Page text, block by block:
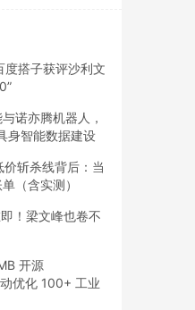
度搭子获评沙利文
诺亦腾机器人，
身智能数据建设
斩杀线背后：当
（含实测）
！梁文峰也卷不
开源
优化 100+ 工业